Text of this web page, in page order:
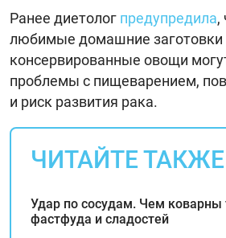
Ранее диетолог предупредила,
любимые домашние заготовки
консервированные овощи
проблемы с пищеварением,
и риск развития рака.
ЧИТАЙТЕ ТАКЖЕ
Удар по сосудам. Чем
фастфуда и сладостей